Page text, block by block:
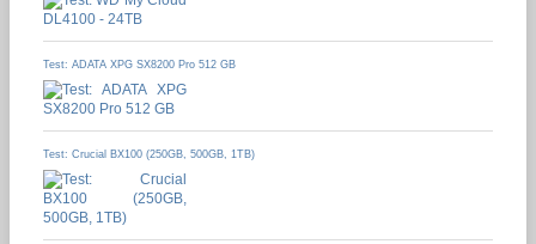
Test: ADATA XPG SX8200 Pro 512 GB
Test: Crucial BX100 (250GB, 500GB, 1TB)